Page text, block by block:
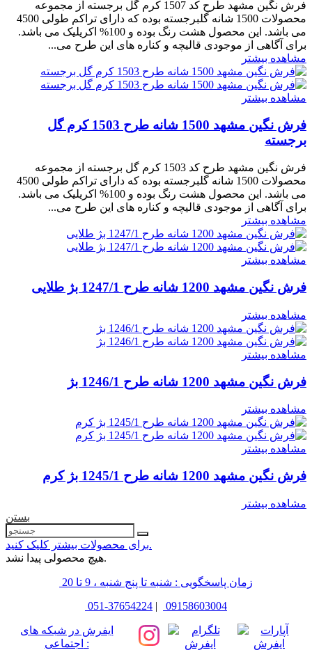
فرش نگین مشهد طرح کد 1507 کرم گل برجسته از مجموعه
محصولات 1500 شانه گلبرجسته بوده که دارای تراکم طولی 4500
می باشد. این محصول هشت رنگ بوده و 100% اکریلیک می باشد.
برای آگاهی از موجودی قالیچه و کناره های این طرح می...
مشاهده بیشتر
مشاهده بیشتر
فرش نگین مشهد 1500 شانه طرح 1503 کرم گل
برجسته
فرش نگین مشهد طرح کد 1503 کرم گل برجسته از مجموعه
محصولات 1500 شانه گلبرجسته بوده که دارای تراکم طولی 4500
می باشد. این محصول هشت رنگ بوده و 100% اکریلیک می باشد.
برای آگاهی از موجودی قالیچه و کناره های این طرح می...
مشاهده بیشتر
مشاهده بیشتر
فرش نگین مشهد 1200 شانه طرح 1247/1 بژ طلایی
مشاهده بیشتر
مشاهده بیشتر
فرش نگین مشهد 1200 شانه طرح 1246/1 بژ
مشاهده بیشتر
مشاهده بیشتر
فرش نگین مشهد 1200 شانه طرح 1245/1 بژ کرم
مشاهده بیشتر
بستن
برای محصولات بیشتر کلیک کنید.
هیچ محصولی پیدا نشد.
زمان پاسخگویی : شنبه تا پنج شنبه ، 9 تا 20
051-37654224 | 09158603004
ایفرش در شبکه های
اجتماعی :